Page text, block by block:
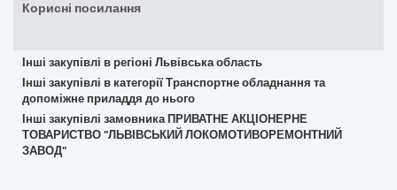
Корисні посилання
Інші закупівлі в регіоні Львівська область
Інші закупівлі в категорії Транспортне обладнання та
допоміжне приладдя до нього
Інші закупівлі замовника ПРИВАТНЕ АКЦІОНЕРНЕ
ТОВАРИСТВО "ЛЬВІВСЬКИЙ ЛОКОМОТИВОРЕМОНТНИЙ
ЗАВОД"